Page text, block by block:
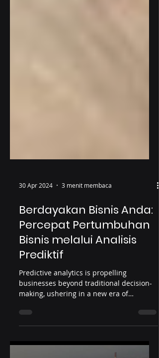
30 Apr 2024 3 menit membaca
Berdayakan Bisnis Anda:
Percepat Pertumbuhan
Bisnis melalui Analisis
Prediktif
Predictive analytics is propelling
making, ushering in a new era of
anticipatory intelligence. By unl